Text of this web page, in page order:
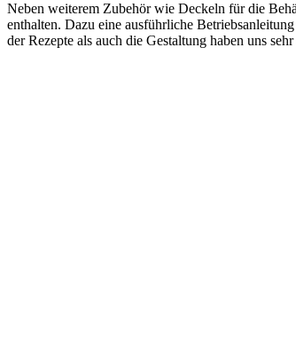
Neben weiterem Zubehör wie Deckeln für die
enthalten. Dazu eine ausführliche
der Rezepte als auch die Gestaltung haben uns